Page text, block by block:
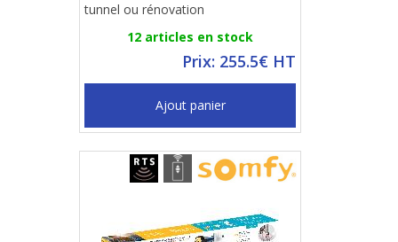
tunnel ou rénovation
12 articles en stock
Prix: 255.5€ HT
Ajout panier